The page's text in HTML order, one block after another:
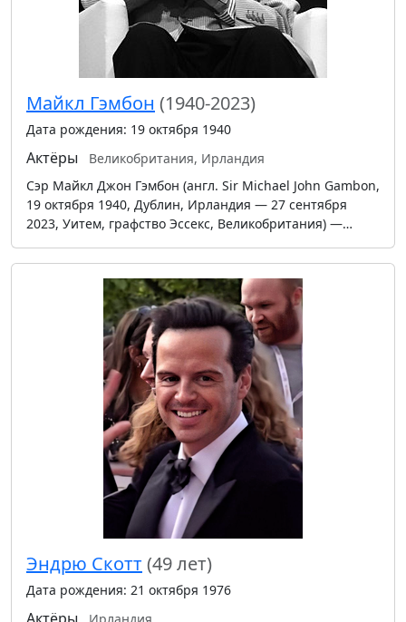
Майкл Гэмбон (1940-2023)
Дата рождения: 19 октября 1940
Актёры
Великобритания, Ирландия
Сэр Майкл Джон Гэмбон (англ. Sir Michael John Gambon,
19 октября 1940, Дублин, Ирландия — 27 сентября
2023, Уитем, графство Эссекс, Великобритания) —…
Эндрю Скотт (49 лет)
Дата рождения: 21 октября 1976